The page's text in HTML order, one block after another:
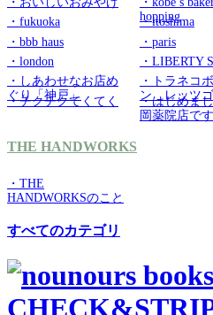
hopping
・fukuoka
・itoshima
・bbb haus
・paris
・london
・LIBERTY
・しあわせなお店め
ぐり「神戸」
・トラネコ
ン レッツ
・チクチクてくてく
・はじめま
岡薬院店です
THE HANDWORKS
・THE
HANDWORKSのこと
すべてのカテゴリ